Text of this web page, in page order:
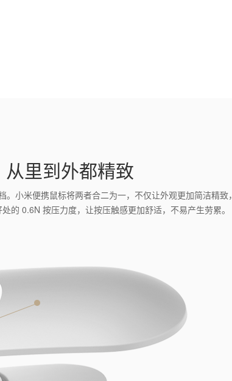
里到外都精致
小米便携鼠标将两者合二为一，不仅让外观更加简洁精致，
的 0.6N 按压力度，让按压触感更加舒适，不易产生劳累。